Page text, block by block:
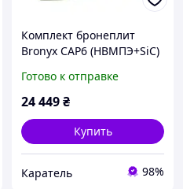
Комплект бронеплит
Bronyx CAP6 (НВМПЭ+SiC)
Бронепластины, 6,
Medium, Керамика,
ый
Готово к отправке
24 449₴
Купить
Каратель 98%